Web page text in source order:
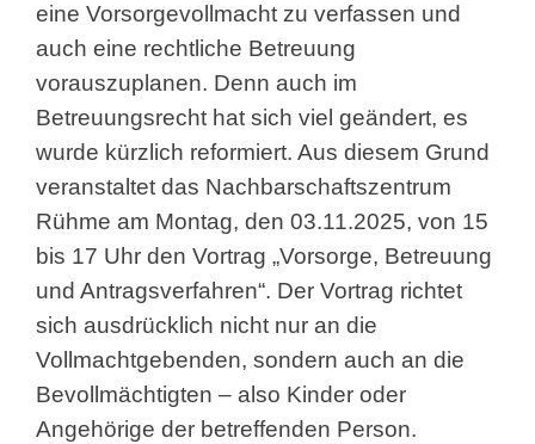
eine Vorsorgevollmacht zu verfassen und
auch eine rechtliche Betreuung
vorauszuplanen. Denn auch im
Betreuungsrecht hat sich viel geändert, es
wurde kürzlich reformiert. Aus diesem Grund
veranstaltet das Nachbarschaftszentrum
Rühme am Montag, den 03.11.2025, von 15
bis 17 Uhr den Vortrag „Vorsorge, Betreuung
und Antragsverfahren“. Der Vortrag richtet
sich ausdrücklich nicht nur an die
Vollmachtgebenden, sondern auch an die
Bevollmächtigten – also Kinder oder
Angehörige der betreffenden Person.